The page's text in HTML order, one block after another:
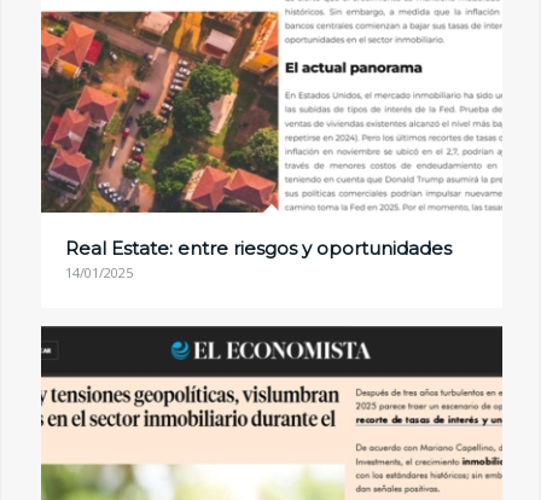
Real Estate: entre riesgos y oportunidades
14/01/2025